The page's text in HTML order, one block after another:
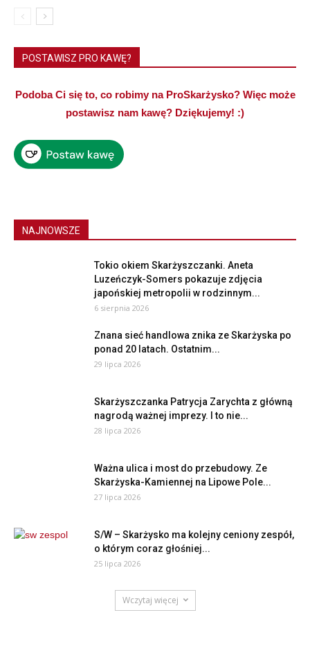
POSTAWISZ PRO KAWĘ?
Podoba Ci się to, co robimy na ProSkarżysko? Więc może
postawisz nam kawę? Dziękujemy! :)
NAJNOWSZE
Tokio okiem Skarżyszczanki. Aneta
Luzeńczyk-Somers pokazuje zdjęcia
japońskiej metropolii w rodzinnym...
6 sierpnia 2026
Znana sieć handlowa znika ze Skarżyska po
ponad 20 latach. Ostatnim...
29 lipca 2026
Skarżyszczanka Patrycja Zarychta z główną
nagrodą ważnej imprezy. I to nie...
28 lipca 2026
Ważna ulica i most do przebudowy. Ze
Skarżyska-Kamiennej na Lipowe Pole...
27 lipca 2026
S/W – Skarżysko ma kolejny ceniony zespół,
o którym coraz głośniej...
25 lipca 2026
Wczytaj więcej